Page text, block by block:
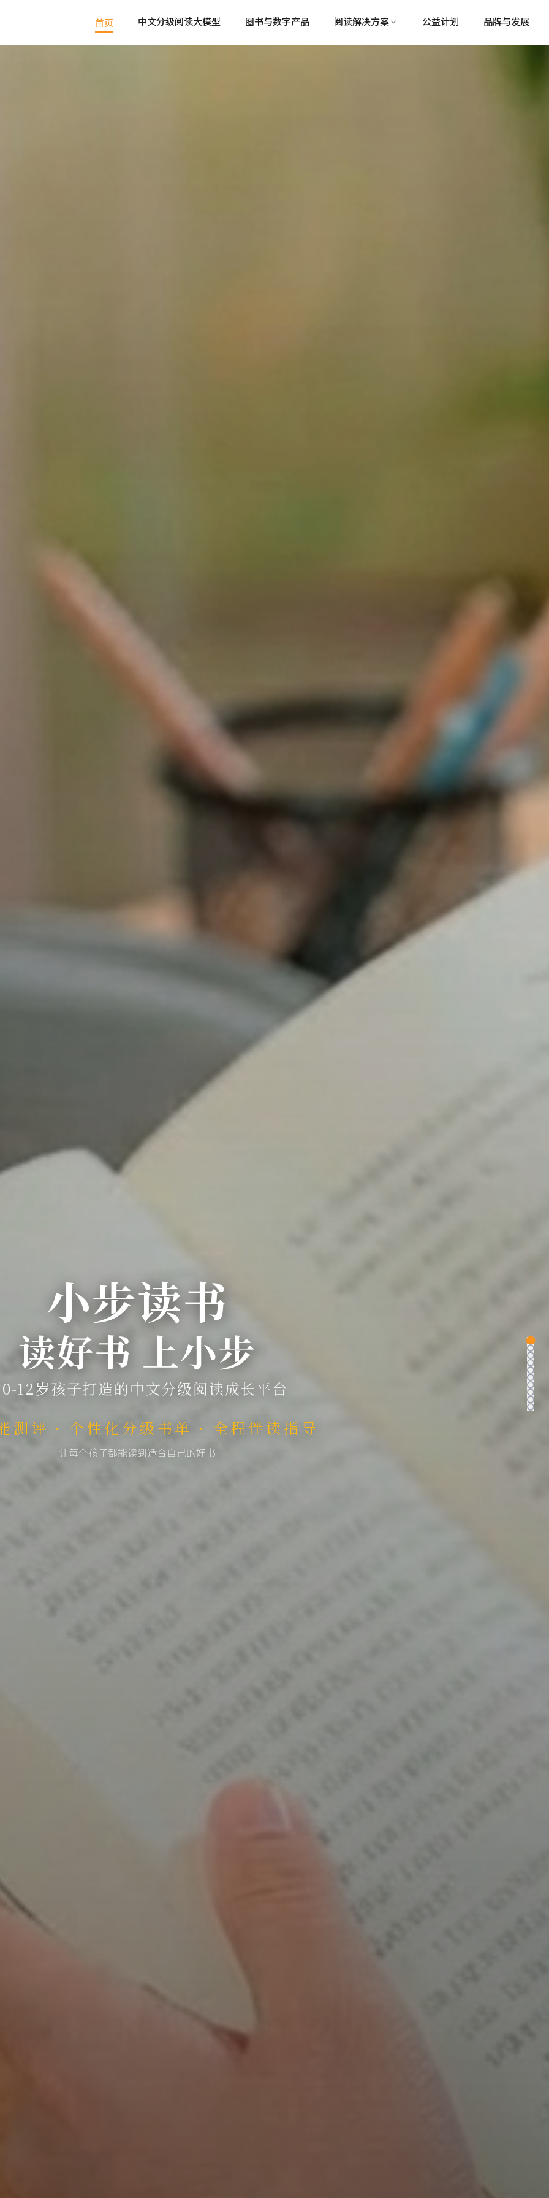
首页 中文分级阅读大模型 图书与数字产品 阅读解决方案 公益计划 品牌与发展
小步读书
读好书 上小步
12岁孩子打造的中文分级阅读成长平台
测评 · 个性化分级书单 · 全程伴读指导
让每个孩子都能读到适合自己的好书